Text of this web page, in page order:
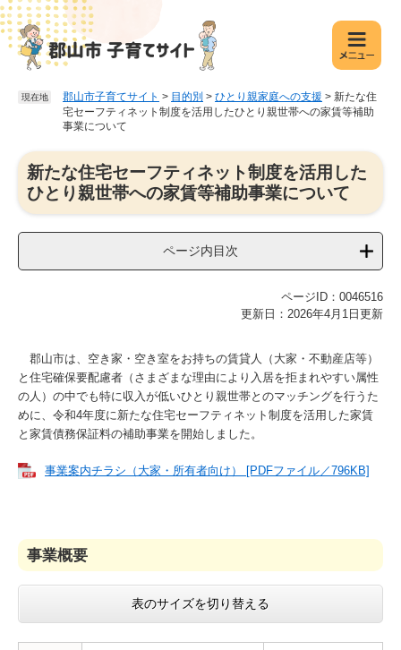
ペ
ー
ジ
メ
ニ
ュ
現在地 郡山市子育てサイト > 目的別 > ひとり親家庭への支援 > 新たな住
宅セーフティネット制度を活用したひとり親世帯への家賃等補助
事業について
本
文新たな住宅セーフティネット制度を活用した
ひとり親世帯への家賃等補助事業について
ページ内目次
ページID：0046516
更新日：2026年4月1日更新
郡山市は、空き家・空き室をお持ちの賃貸人（大家・不動産店等）
と住宅確保要配慮者（さまざまな理由により入居を拒まれやすい属性
の人）の中でも特に収入が低いひとり親世帯とのマッチングを行うた
めに、令和4年度に新たな住宅セーフティネット制度を活用した家賃
と家賃債務保証料の補助事業を開始しました。
事業案内チラシ（大家・所有者向け） [PDFファイル／796KB]
事業概要
表のサイズを切り替える